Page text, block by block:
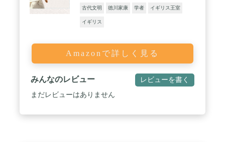
古代文明 徳川家康 学者 イギリス王室
イギリス
Amazonで詳しく見る
みんなのレビュー レビューを書く
まだレビューはありません